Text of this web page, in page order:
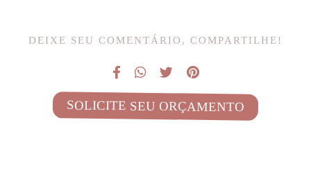
DEIXE SEU COMENTÁRIO, COMPARTILHE!
SOLICITE SEU ORÇAMENTO